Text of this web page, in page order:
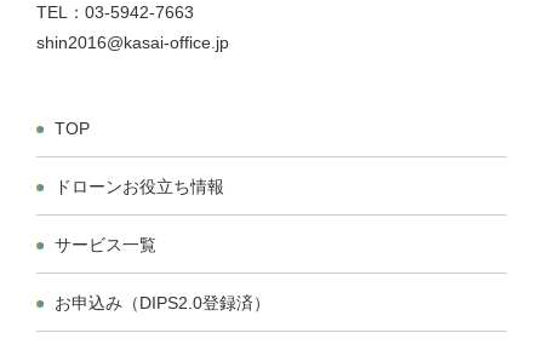
無人航空機操縦技能証明（国家ライセンス）※民間の操縦ライ
無人航空機操縦技能証明（国家ライセンス）の種類：
※ライセンスをお持ちの方は選択をお願いいたします。
一等 二等
時間
TEL：03-5942-7663
shin2016@kasai-office.jp
TOP
ドローンお役立ち情報
サービス一覧
お申込み （DIPS2.0登録済）